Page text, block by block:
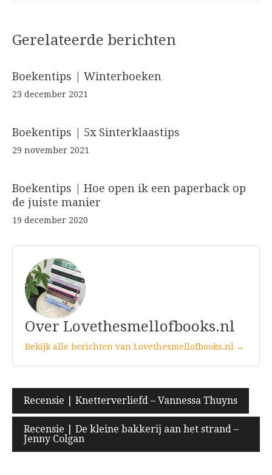
Gerelateerde berichten
Boekentips | Winterboeken
23 december 2021
Boekentips | 5x Sinterklaastips
29 november 2021
Boekentips | Hoe open ik een paperback op
de juiste manier
19 december 2020
Over Lovethesmellofbooks.nl
Bekijk alle berichten van Lovethesmellofbooks.nl →
Bericht
navigatie
Recensie | Knetterverliefd – Vannessa Thuyns
Recensie | De kleine bakkerij aan het strand –
Jenny Colgan